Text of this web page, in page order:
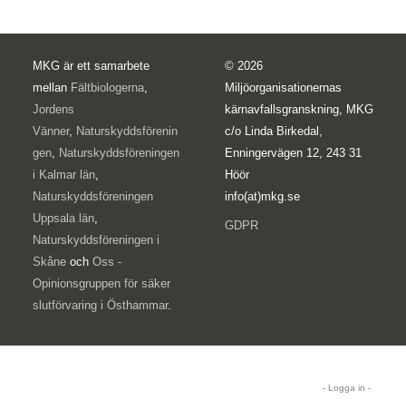
MKG är ett samarbete
mellan Fältbiologerna,
Jordens
Vänner, Naturskyddsförenin
gen, Naturskyddsföreningen
i Kalmar län,
Naturskyddsföreningen
Uppsala län,
Naturskyddsföreningen i
Skåne och Oss -
Opinionsgruppen för säker
slutförvaring i Östhammar.
© 2026
Miljöorganisationernas
kärnavfallsgranskning, MKG
c/o Linda Birkedal,
Enningervägen 12, 243 31
Höör
info(at)mkg.se
GDPR
- Logga in -